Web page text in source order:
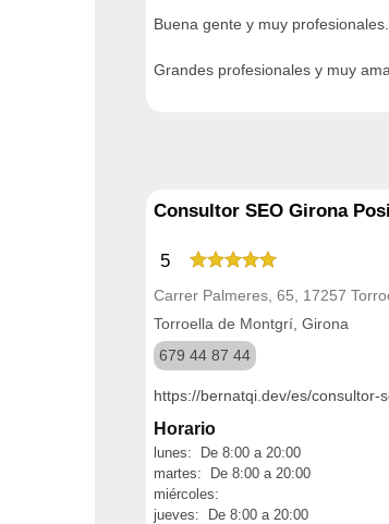
Buena gente y muy profesionales.
Grandes profesionales y muy
Consultor SEO Girona
5
Carrer Palmeres, 65, 17257
Torroella de Montgrí, Girona
679 44 87 44
https://bernatqi.dev/es/consultor-
Horario
lunes: De 8:00 a 20:00
martes: De 8:00 a 20:00
miércoles:
jueves: De 8:00 a 20:00